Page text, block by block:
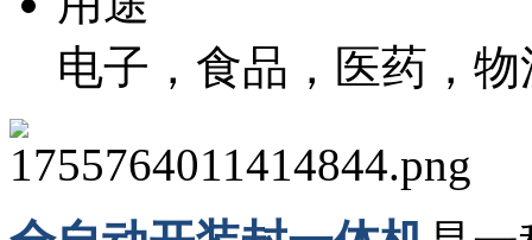
电子，食品，医药，